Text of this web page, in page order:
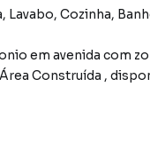
Cozinha, Banheiro
mista, ( residencial ou comercial)
Construída ,
visita com um de